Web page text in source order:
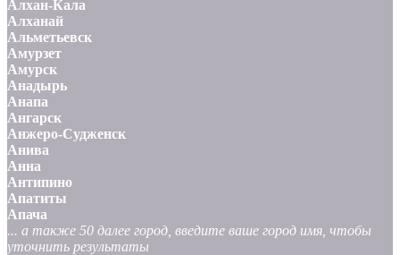
Алхан-Кала
Алханай
Альметьевск
Амурзет
Амурск
Анадырь
Анапа
Ангарск
Анжеро-Судженск
Анива
Анна
Антипино
Апатиты
Апача
... а также 50 далее город, введите ваше город имя, чтобы
уточнить результаты